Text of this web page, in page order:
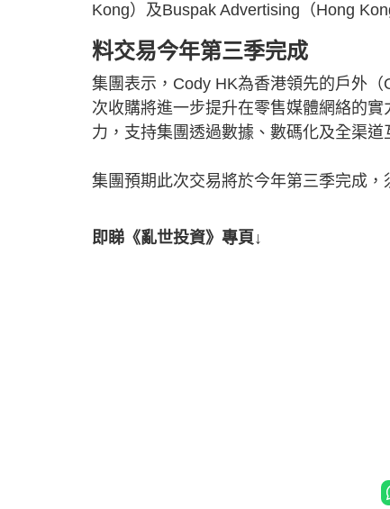
Kong）及Buspak Advertising（Hong
料交易今年第三季完成
集團表示，Cody HK為香港領先的戶外
次收購將進一步提升在零售媒體網絡的
力，支持集團透過數據、數碼化及全渠道
集團預期此次交易將於今年第三季完成，
即睇《亂世投資》專頁↓